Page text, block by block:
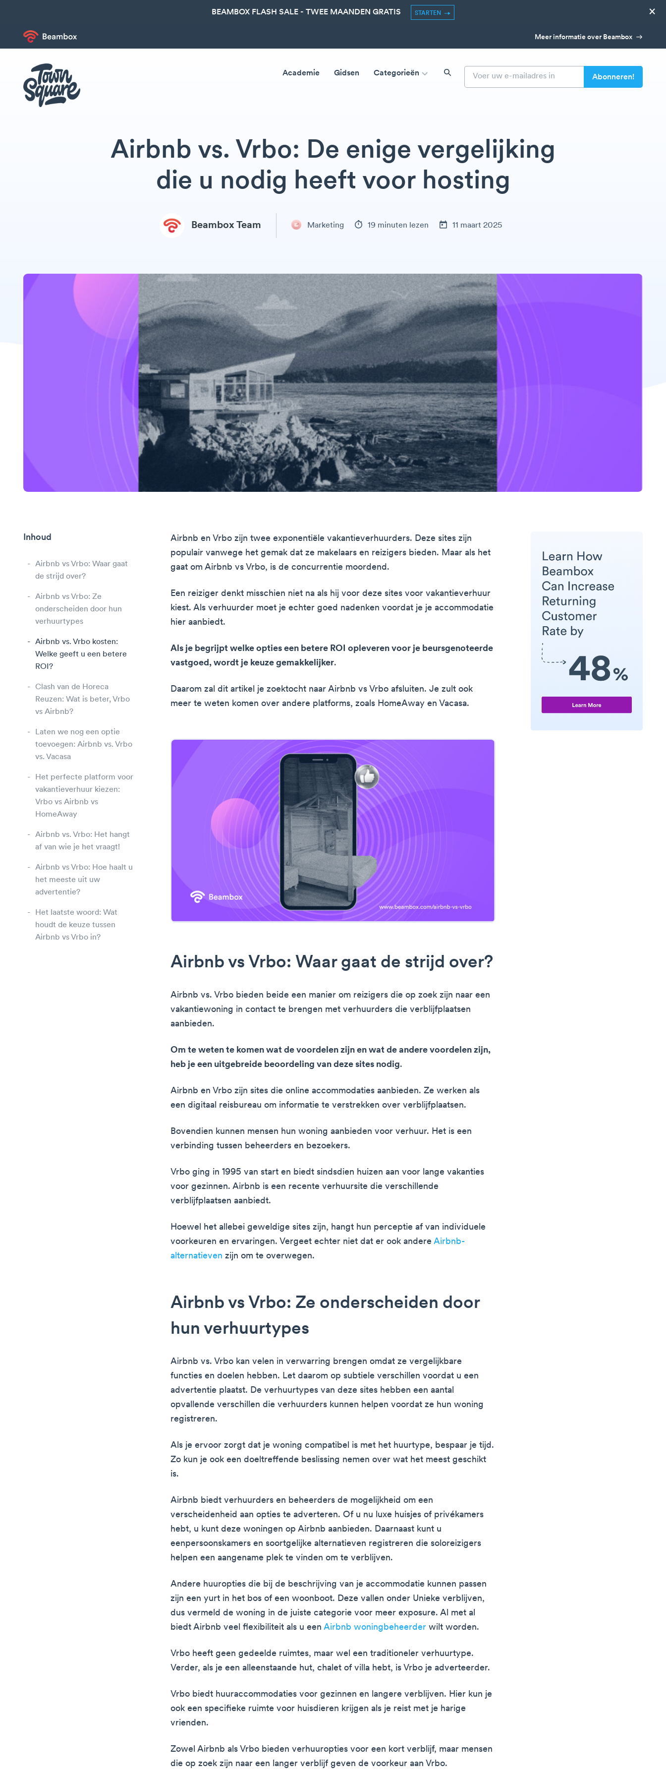
BEAMBOX FLASH SALE - TWEE MAANDEN GRATIS STARTEN ×
Meer informatie over Beambox
Academie Gidsen Categorieën
Airbnb vs. Vrbo: De enige vergelijking
die u nodig heeft voor hosting
Beambox Team Marketing 19 minuten lezen 11 maart 2025
Inhoud
Airbnb vs Vrbo: Waar gaat
de strijd over?
Airbnb vs Vrbo: Ze
onderscheiden door hun
verhuurtypes
Airbnb vs. Vrbo kosten:
Welke geeft u een betere
ROI?
Clash van de Horeca
Reuzen: Wat is beter, Vrbo
vs Airbnb?
Laten we nog een optie
toevoegen: Airbnb vs. Vrbo
vs. Vacasa
Het perfecte platform voor
vakantieverhuur kiezen:
Vrbo vs Airbnb vs
HomeAway
Airbnb vs. Vrbo: Het hangt
af van wie je het vraagt!
Airbnb vs Vrbo: Hoe haalt u
het meeste uit uw
advertentie?
Het laatste woord: Wat
houdt de keuze tussen
Airbnb vs Vrbo in?
Airbnb en Vrbo zijn twee exponentiële vakantieverhuurders. Deze sites zijn
populair vanwege het gemak dat ze makelaars en reizigers bieden. Maar als het
gaat om Airbnb vs Vrbo, is de concurrentie moordend.
Een reiziger denkt misschien niet na als hij voor deze sites voor vakantieverhuur
kiest. Als verhuurder moet je echter goed nadenken voordat je je accommodatie
hier aanbiedt.
Als je begrijpt welke opties een betere ROI opleveren voor je beursgenoteerde
vastgoed, wordt je keuze gemakkelijker.
Daarom zal dit artikel je zoektocht naar Airbnb vs Vrbo afsluiten. Je zult ook
meer te weten komen over andere platforms, zoals HomeAway en Vacasa.
Airbnb vs Vrbo: Waar gaat de strijd over?
Airbnb vs. Vrbo bieden beide een manier om reizigers die op zoek zijn naar een
vakantiewoning in contact te brengen met verhuurders die verblijfplaatsen
aanbieden.
Om te weten te komen wat de voordelen zijn en wat de andere voordelen zijn,
heb je een uitgebreide beoordeling van deze sites nodig.
Airbnb en Vrbo zijn sites die online accommodaties aanbieden. Ze werken als
een digitaal reisbureau om informatie te verstrekken over verblijfplaatsen.
Bovendien kunnen mensen hun woning aanbieden voor verhuur. Het is een
verbinding tussen beheerders en bezoekers.
Vrbo ging in 1995 van start en biedt sindsdien huizen aan voor lange vakanties
voor gezinnen. Airbnb is een recente verhuursite die verschillende
verblijfplaatsen aanbiedt.
Hoewel het allebei geweldige sites zijn, hangt hun perceptie af van individuele
voorkeuren en ervaringen. Vergeet echter niet dat er ook andere Airbnb-
alternatieven zijn om te overwegen.
Airbnb vs Vrbo: Ze onderscheiden door
hun verhuurtypes
Airbnb vs. Vrbo kan velen in verwarring brengen omdat ze vergelijkbare
functies en doelen hebben. Let daarom op subtiele verschillen voordat u een
advertentie plaatst. De verhuurtypes van deze sites hebben een aantal
opvallende verschillen die verhuurders kunnen helpen voordat ze hun woning
registreren.
Als je ervoor zorgt dat je woning compatibel is met het huurtype, bespaar je tijd.
Zo kun je ook een doeltreffende beslissing nemen over wat het meest geschikt
is.
Airbnb biedt verhuurders en beheerders de mogelijkheid om een
verscheidenheid aan opties te adverteren. Of u nu luxe huisjes of privékamers
hebt, u kunt deze woningen op Airbnb aanbieden. Daarnaast kunt u
eenpersoonskamers en soortgelijke alternatieven registreren die soloreizigers
helpen een aangename plek te vinden om te verblijven.
Andere huuropties die bij de beschrijving van je accommodatie kunnen passen
zijn een yurt in het bos of een woonboot. Deze vallen onder Unieke verblijven,
dus vermeld de woning in de juiste categorie voor meer exposure. Al met al
biedt Airbnb veel flexibiliteit als u een Airbnb woningbeheerder wilt worden.
Vrbo heeft geen gedeelde ruimtes, maar wel een traditioneler verhuurtype.
Verder, als je een alleenstaande hut, chalet of villa hebt, is Vrbo je adverteerder.
Vrbo biedt huuraccommodaties voor gezinnen en langere verblijven. Hier kun je
ook een specifieke ruimte voor huisdieren krijgen als je reist met je harige
vrienden.
Zowel Airbnb als Vrbo bieden verhuuropties voor een kort verblijf, maar mensen
die op zoek zijn naar een langer verblijf geven de voorkeur aan Vrbo.